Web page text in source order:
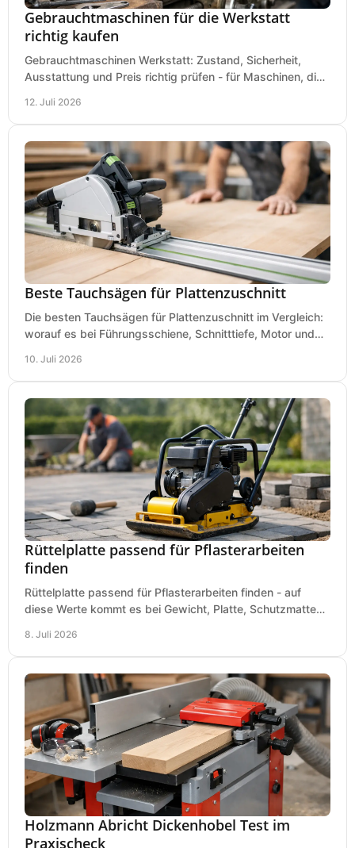
Gebrauchtmaschinen für die Werkstatt
richtig kaufen
Gebrauchtmaschinen Werkstatt: Zustand, Sicherheit,
Ausstattung und Preis richtig prüfen - für Maschinen, die
12. Juli 2026
Beste Tauchsägen für Plattenzuschnitt
Die besten Tauchsägen für Plattenzuschnitt im Vergleich:
worauf es bei Führungsschiene, Schnitttiefe, Motor und
10. Juli 2026
Rüttelplatte passend für Pflasterarbeiten
finden
Rüttelplatte passend für Pflasterarbeiten finden - auf
diese Werte kommt es bei Gewicht, Platte, Schutzmatte
8. Juli 2026
Holzmann Abricht Dickenhobel Test im
Praxischeck